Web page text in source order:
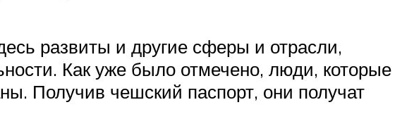
развиты и другие сферы и отрасли,
Как уже было отмечено, люди, которые
Получив чешский паспорт, они получат